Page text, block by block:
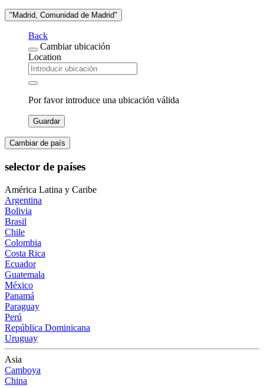
"Madrid, Comunidad de Madrid"
Back
Cambiar ubicación
Location
Por favor introduce una ubicación válida
Guardar
Cambiar de país
selector de países
América Latina y Caribe
Argentina
Bolivia
Brasil
Chile
Colombia
Costa Rica
Ecuador
Guatemala
México
Panamá
Paraguay
Perú
República Dominicana
Uruguay
Asia
Camboya
China